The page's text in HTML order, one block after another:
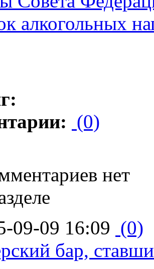
алкогольных
(0)
нет
09-09 16:09 (0)
бар,